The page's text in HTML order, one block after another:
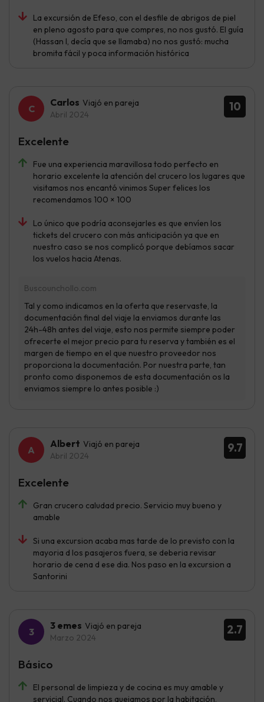
La excursión de Efeso, con el desfile de abrigos de piel
en pleno agosto para que compres, no nos gustó. El guía
(Hassan I, decía que se llamaba) no nos gustó: mucha
bromita fácil y poca información histórica
10
Carlos Viajó en pareja
Abril 2024
Fue una experiencia maravillosa todo perfecto en
horario excelente la atención del crucero los lugares que
visitamos nos encantó vinimos Super felices los
recomendamos 100 × 100
Lo único que podría aconsejarles es que envíen los
tickets del crucero con más anticipación ya que en
nuestro caso se nos complicó porque debíamos sacar
los vuelos hacia Atenas.
Excelente
9.7
Albert Viajó en pareja
Abril 2024
Gran crucero caludad precio. Servicio muy bueno y
amable
Si una excursion acaba mas tarde de lo previsto con la
mayoria d los pasajeros fuera, se deberia revisar
horario de cena d ese dia. Nos paso en la excursion a
Santorini
Excelente
2.7
3 emes Viajó en pareja
Marzo 2024
El personal de limpieza y de cocina es muy amable y
servicial. Cuando nos quejamos por la habitación,
Básico